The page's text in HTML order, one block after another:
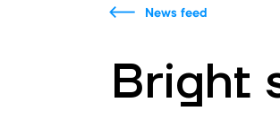
News feed
Bright